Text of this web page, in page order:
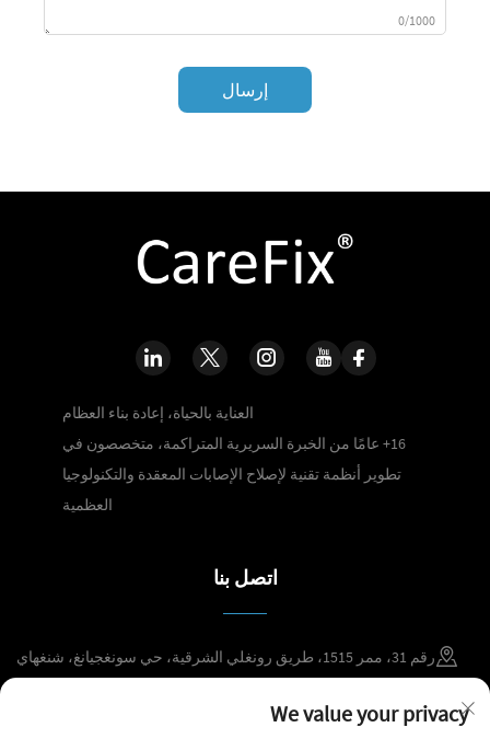
0/1000
إرسال
العناية بالحياة، إعادة بناء العظام
16+ عامًا من الخبرة السريرية المتراكمة، متخصصون في
تطوير أنظمة تقنية لإصلاح الإصابات المعقدة والتكنولوجيا
العظمية
اتصل بنا
رقم 31، ممر 1515، طريق رونغلي الشرقية، حي سونغجيانغ، شنغهاي
+86 400 098 2859We value your privacy